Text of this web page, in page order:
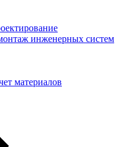
инженерных систем
материалов